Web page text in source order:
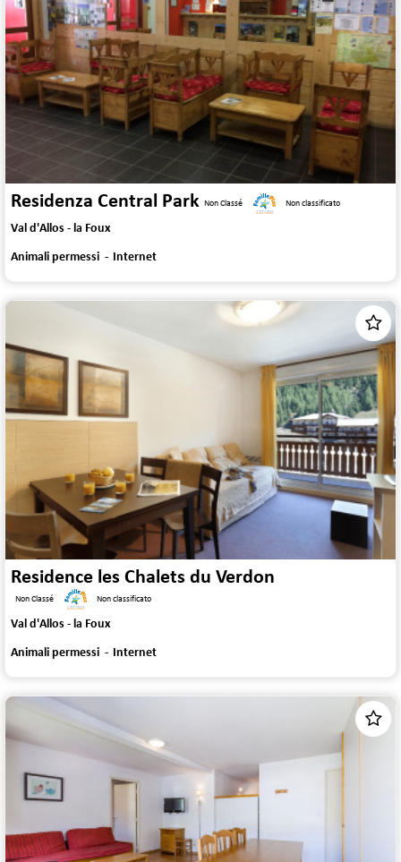
Residenza Central Park Non Classé Non classificato
Val d'Allos - la Foux
Animali permessi Internet
Residence les Chalets du Verdon
Non Classé Non classificato
Val d'Allos - la Foux
Animali permessi Internet